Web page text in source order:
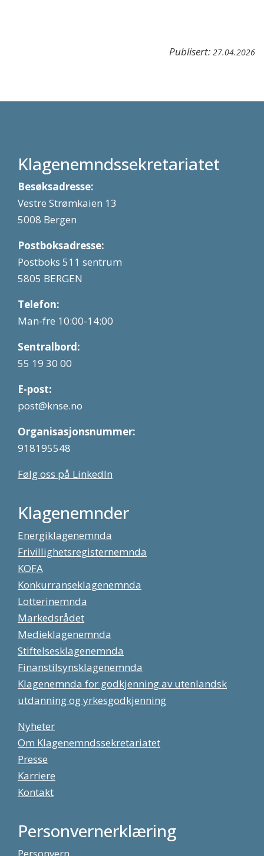
Publisert: 27.04.2026
Klagenemndssekretariatet
Besøksadresse:
Vestre Strømkaien 13
5008 Bergen
Postboksadresse:
Postboks 511 sentrum
5805 BERGEN
Telefon:
Man-fre 10:00-14:00
Sentralbord:
55 19 30 00
E-post:
post@knse.no
Organisasjonsnummer:
918195548
Følg oss på LinkedIn
Klagenemnder
Energiklagenemnda
Frivillighetsregisternemnda
KOFA
Konkurranseklagenemnda
Lotterinemnda
Markedsrådet
Medieklagenemnda
Stiftelsesklagenemnda
Finanstilsynsklagenemnda
Klagenemnda for godkjenning av utenlandsk
utdanning og yrkesgodkjenning
Nyheter
Om Klagenemndssekretariatet
Presse
Karriere
Kontakt
Personvernerklæring